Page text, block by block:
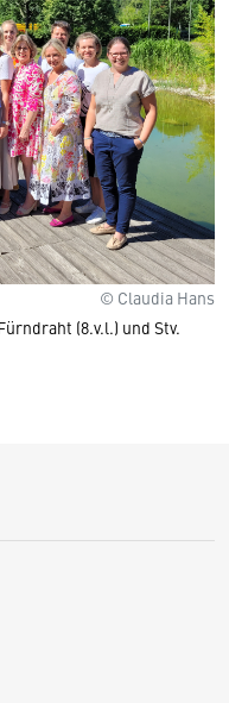
© Claudia Hans
(8.v.l.) und Stv.